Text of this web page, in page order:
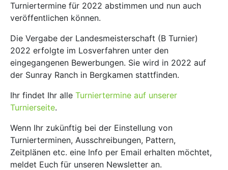
Turniertermine für 2022 abstimmen und nun auch
veröffentlichen können.
Die Vergabe der Landesmeisterschaft (B Turnier)
2022 erfolgte im Losverfahren unter den
eingegangenen Bewerbungen. Sie wird in 2022 auf
der Sunray Ranch in Bergkamen stattfinden.
Ihr findet Ihr alle Turniertermine auf unserer
Turnierseite.
Wenn Ihr zukünftig bei der Einstellung von
Turnierterminen, Ausschreibungen, Pattern,
Zeitplänen etc. eine Info per Email erhalten möchtet,
meldet Euch für unseren Newsletter an.